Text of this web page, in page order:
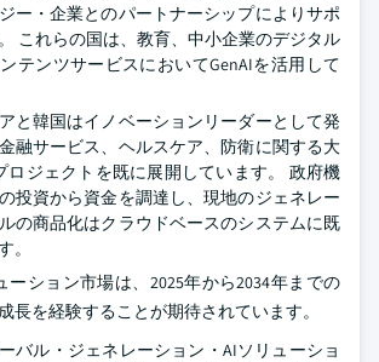
ー・企業とのパートナーシップによりサポ
これらの国は、教育、中小企業のデジタル
テンツサービスにおいてGenAIを活用して
と韓国はイノベーションリーダーとして発
融サービス、ヘルスケア、防衛に関する大
ロジェクトを既に展開しています。 政府機
投資から資金を調達し、現地のジェネレー
の商品化はクラウドベースのシステムに既
。
ーション市場は、2025年から2034年までの
長を経験することが期待されています。
バル・ジェネレーション・AIソリューショ